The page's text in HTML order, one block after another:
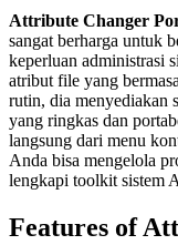
Attribute Changer
sangat berharga untuk
keperluan administrasi
atribut file yang
rutin, dia menyediakan
yang ringkas dan
langsung dari menu
Anda bisa mengelola
lengkapi toolkit sistem
Features of